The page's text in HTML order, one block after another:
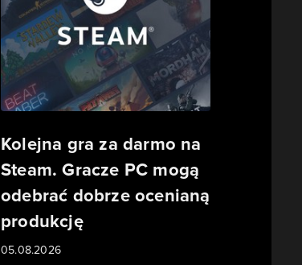
Kolejna gra za darmo na
Steam. Gracze PC mogą
odebrać dobrze ocenianą
produkcję
05.08.2026